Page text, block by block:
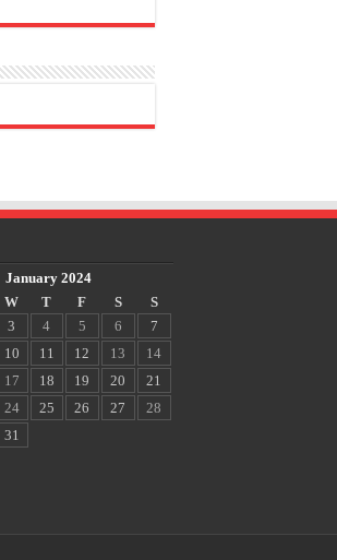
January 2024
W T F S
S
3 4 5 6
7
10 11 12 13
14
17 18 19 20
21
24 25 26 27
28
31